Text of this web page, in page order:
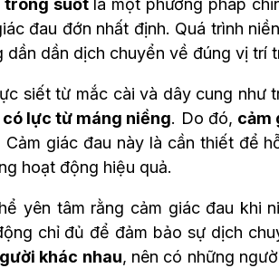
trong suốtlà một phương pháp
đau đớn nhất định. Quá trình
dần dần dịch chuyển về đúng vị trí
siết từ mắc cài và dây cung như
lực từ máng niềng. Do đó, cảm
Cảm giác đau này là cần thiết để
hoạt động hiệu quả.
yên tâm rằng cảm giác đau khi
chỉ đủ để đảm bảo sự dịch
khác nhau, nên có những